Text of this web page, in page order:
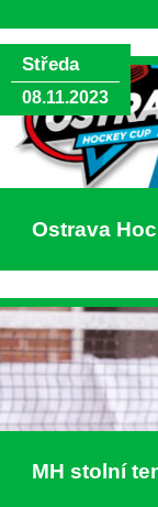
Středa
08.11.2023
Ostrava
MH stolní